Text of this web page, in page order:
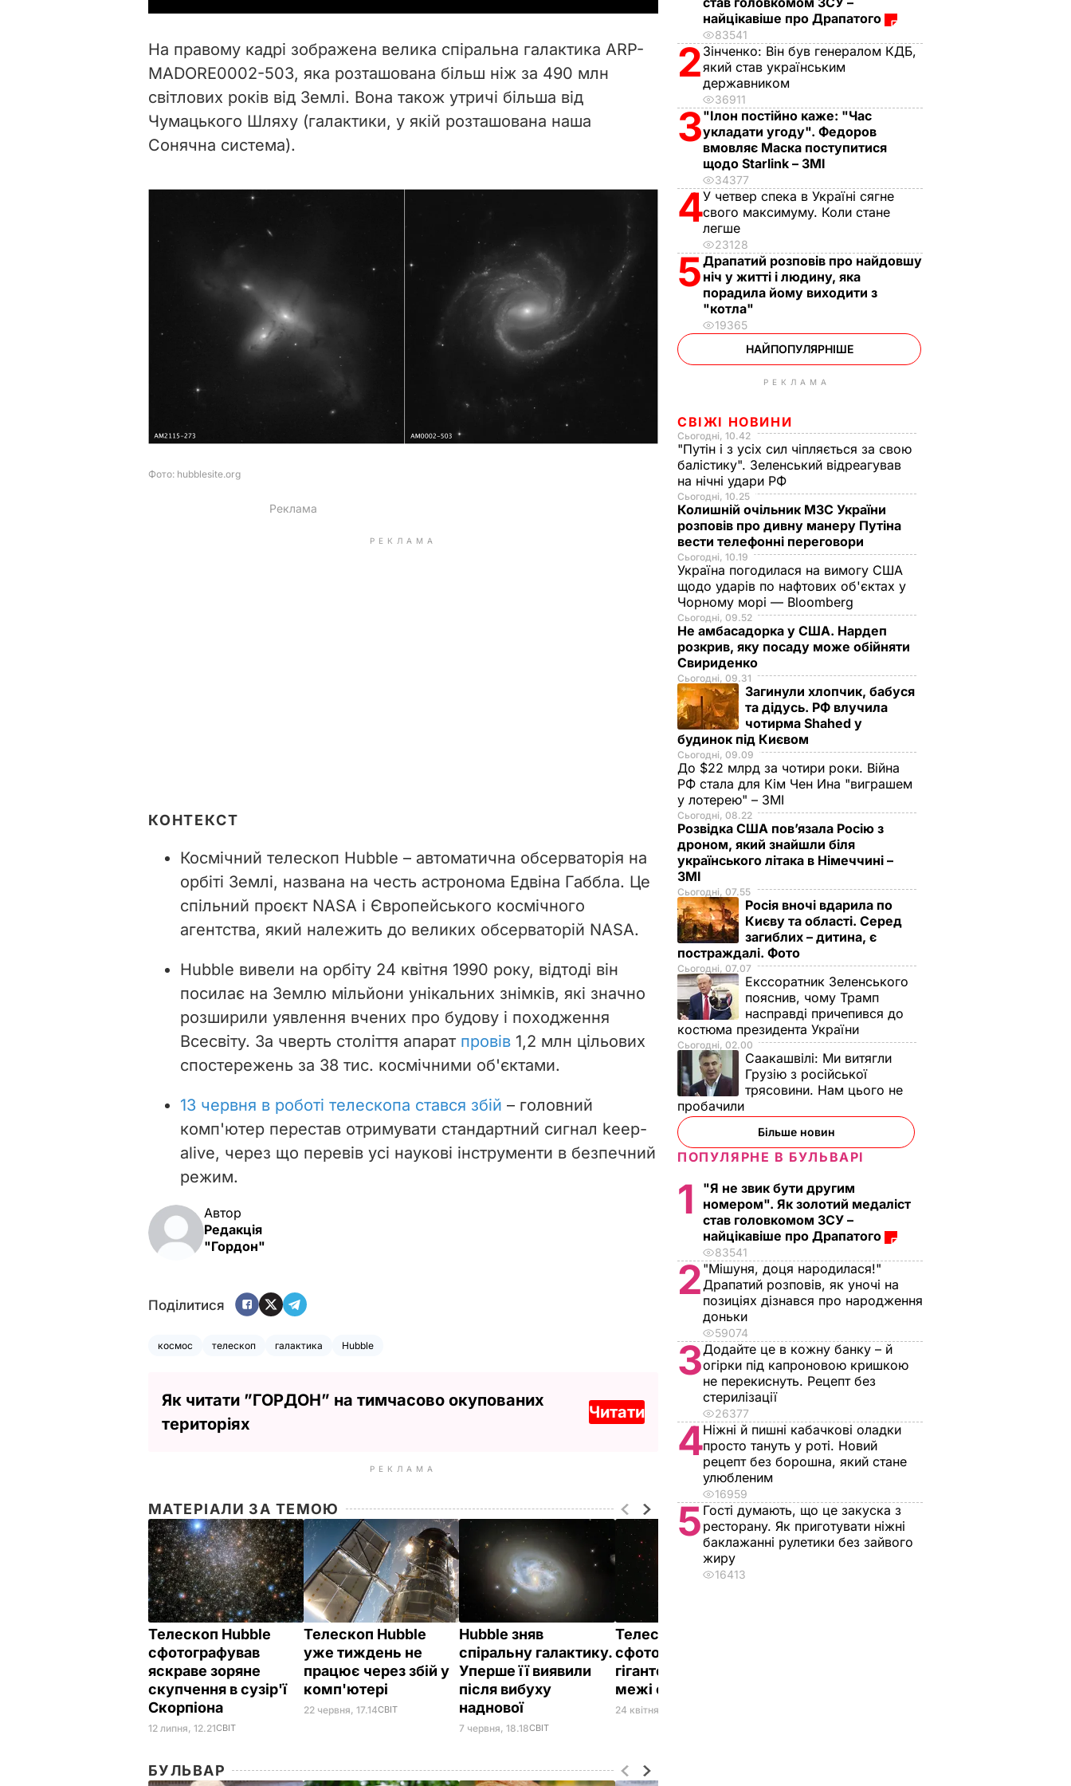
i
d
На правому кадрі зображена велика спіральна галактика ARP-
MADORE0002-503, яка розташована більш ніж за 490 млн
світлових років від Землі. Вона також утричі більша від
Чумацького Шляху (галактики, у якій розташована наша
Сонячна система).
РЕКЛАМА
КОНТЕКСТ
Космічний телескоп Hubble – автоматична обсерваторія на
орбіті Землі, названа на честь астронома Едвіна Габбла. Це
спільний проєкт NASA і Європейського космічного
агентства, який належить до великих обсерваторій NASA.
Hubble вивели на орбіту 24 квітня 1990 року, відтоді він
посилає на Землю мільйони унікальних знімків, які значно
розширили уявлення вчених про будову і походження
Всесвіту. За чверть століття апарат провів 1,2 млн цільових
спостережень за 38 тис. космічними об'єктами.
13 червня в роботі телескопа стався збій – головний
комп'ютер перестав отримувати стандартний сигнал keep-
alive, через що перевів усі наукові інструменти в безпечний
режим.
Автор
Редакція
"Гордон"
Поділитися
космос телескоп галактика Hubble
Як читати ”ГОРДОН” на тимчасово окупованих
територіях
Читати
РЕКЛАМА
МАТЕРІАЛИ ЗА ТЕМОЮ
Телескоп Hubble
сфотографував
яскраве зоряне
скупчення в сузір'ї
Скорпіона
12 липня, 12.21СВІТ
Телескоп Hubble
уже тиждень не
працює через збій у
комп'ютері
22 червня, 17.14СВІТ
Hubble зняв
спіральну галактику.
Уперше її виявили
після вибуху
наднової
7 червня, 18.18СВІТ
Телескоп Hubble
сфотографував
гігантську зірку на
межі самознищення
24 квітня, 13.14
БУЛЬВАР
найцікавіше про Драпатого
83541
2 Зінченко: Він був генералом КДБ,
який став українським
державником
36911
3"Ілон постійно каже: "Час
укладати угоду". Федоров
вмовляє Маска поступитися
щодо Starlink – ЗМІ
34377
4У четвер спека в Україні сягне
свого максимуму. Коли стане
легше
23128
5Драпатий розповів про найдовшу
ніч у житті і людину, яка
порадила йому виходити з
"котла"
19365
НАЙПОПУЛЯРНІШЕ
РЕКЛАМА
СВІЖІ НОВИНИ
Сьогодні, 10.42
"Путін і з усіх сил чіпляється за свою
балістику". Зеленський відреагував
на нічні удари РФ
Сьогодні, 10.25
Колишній очільник МЗС України
розповів про дивну манеру Путіна
вести телефонні переговори
Сьогодні, 10.19
Україна погодилася на вимогу США
щодо ударів по нафтових об'єктах у
Чорному морі — Bloomberg
Сьогодні, 09.52
Не амбасадорка у США. Нардеп
розкрив, яку посаду може обійняти
Свириденко
Сьогодні, 09.31
Загинули хлопчик, бабуся
та дідусь. РФ влучила
чотирма Shahed у
будинок під Києвом
Сьогодні, 09.09
До $22 млрд за чотири роки. Війна
РФ стала для Кім Чен Ина "виграшем
у лотерею" – ЗМІ
Сьогодні, 08.22
Розвідка США пов’язала Росію з
дроном, який знайшли біля
українського літака в Німеччині –
ЗМІ
Сьогодні, 07.55
Росія вночі вдарила по
Києву та області. Серед
загиблих – дитина, є
постраждалі. Фото
Сьогодні, 07.07
Екссоратник Зеленського
пояснив, чому Трамп
насправді причепився до
костюма президента України
Сьогодні, 02.00
Саакашвілі: Ми витягли
Грузію з російської
трясовини. Нам цього не
пробачили
Більше новин
ПОПУЛЯРНЕ В БУЛЬВАРІ
1
"Я не звик бути другим
номером". Як золотий медаліст
став головкомом ЗСУ –
найцікавіше про Драпатого
83541
2 "Мішуня, доця народилася!"
Драпатий розповів, як уночі на
позиціях дізнався про народження
доньки
59074
3Додайте це в кожну банку – й
огірки під капроновою кришкою
не перекиснуть. Рецепт без
стерилізації
26377
4Ніжні й пишні кабачкові оладки
просто тануть у роті. Новий
рецепт без борошна, який стане
улюбленим
16959
5 Гості думають, що це закуска з
ресторану. Як приготувати ніжні
баклажанні рулетики без зайвого
жиру
16413